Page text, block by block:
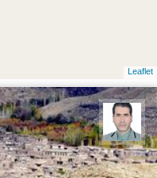
Leaflet
محمد افخمی بقمچ